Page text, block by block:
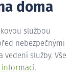
doma
službou
nebezpečnými
vedení služby. Vše
informací.